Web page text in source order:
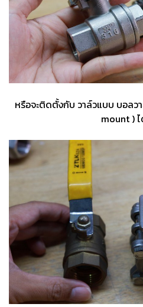
หรือจะติดตั้งกับ วาล์วแบบ บอล
mount )